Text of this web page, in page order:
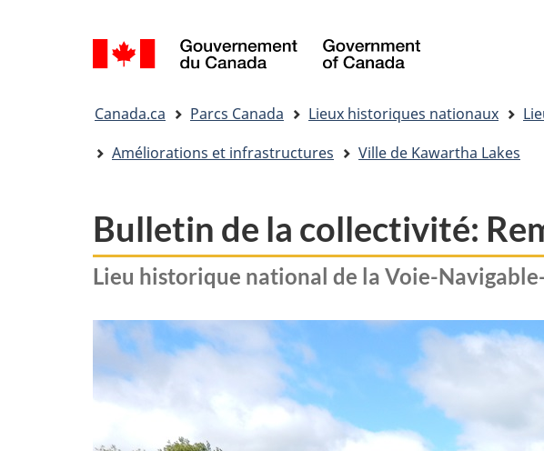
de
la
langue
/
of
ici&nbsp;:
Canada.ca Parcs Canada Lieux historiques nationaux
Améliorations et infrastructures
Ville de Kawartha Lakes
Bulletin de la collectivité:
Lieu historique national de la Voie-